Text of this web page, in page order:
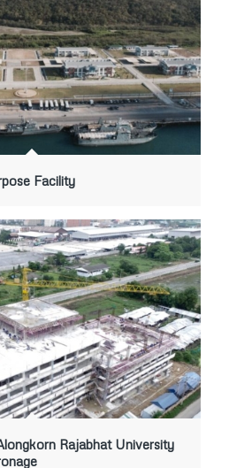
Facility
Rajabhat University